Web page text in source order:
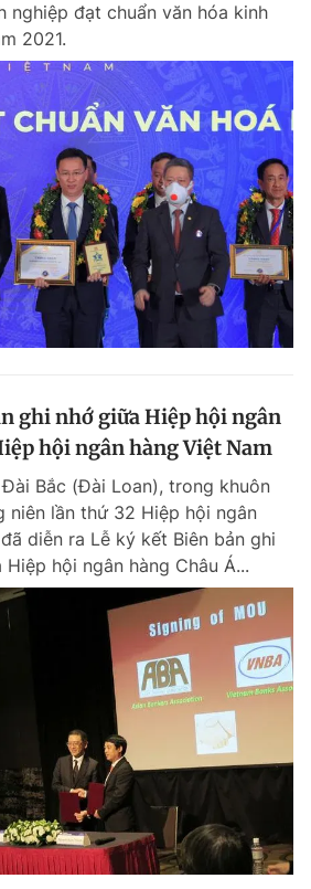
nghiệp đạt chuẩn văn hóa kinh
2021.
ghi nhớ giữa Hiệp hội ngân
hội ngân hàng Việt Nam
Đài Bắc (Đài Loan), trong khuôn
niên lần thứ 32 Hiệp hội ngân
diễn ra Lễ ký kết Biên bản ghi
hội ngân hàng Châu Á...